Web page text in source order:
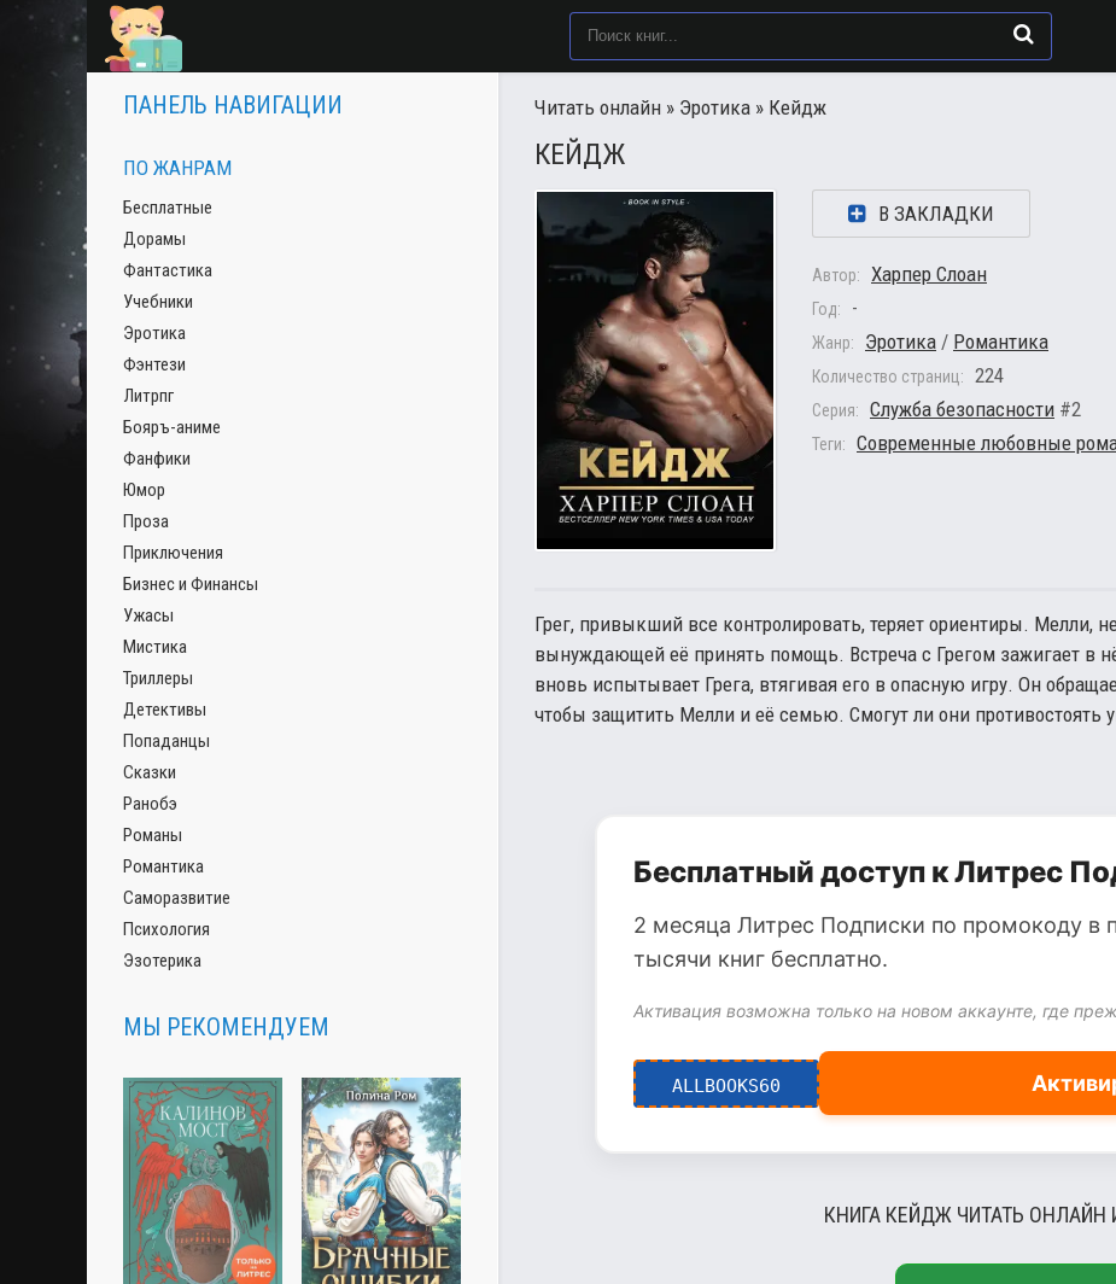
Читать онлайн » Эротика » Кейдж
КЕЙДЖ
В ЗАКЛАДКИ
Автор: Харпер Слоан
Год: -
Жанр: Эротика / Романтика
Количество страниц: 224
Серия: Служба безопасности #2
Теги: Современные любовные
Грег, привыкший все контролировать, теряет ориентиры. Мелли,
вынуждающей её принять помощь. Встреча с Грегом зажигает в
вновь испытывает Грега, втягивая его в опасную игру. Он
чтобы защитить Мелли и её семью. Смогут ли они противостоять
Бесплатный доступ к Литрес
2 месяца Литрес Подписки по промокоду в
тысячи книг бесплатно.
Активация возможна только на новом аккаунте, где
ALLBOOKS60
КНИГА КЕЙДЖ ЧИТАТЬ ОНЛАЙН
ПАНЕЛЬ НАВИГАЦИИ
ПО ЖАНРАМ
Бесплатные
Дорамы
Фантастика
Учебники
Эротика
Фэнтези
Литрпг
Бояръ-аниме
Фанфики
Юмор
Проза
Приключения
Бизнес и Финансы
Ужасы
Мистика
Триллеры
Детективы
Попаданцы
Сказки
Ранобэ
Романы
Романтика
Саморазвитие
Психология
Эзотерика
МЫ РЕКОМЕНДУЕМ